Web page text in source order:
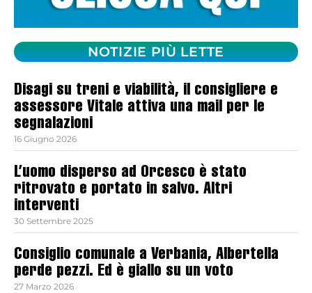
NOTIZIE PIÙ LETTE
Disagi su treni e viabilità, il consigliere e
assessore Vitale attiva una mail per le
segnalazioni
16 Giugno 2026
L’uomo disperso ad Orcesco è stato
ritrovato e portato in salvo. Altri
interventi
30 Settembre 2025
Consiglio comunale a Verbania, Albertella
perde pezzi. Ed è giallo su un voto
27 Marzo 2026